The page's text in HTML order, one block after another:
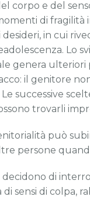
corpo e del
di fragilità
in cui
Lo
genera ulteriori
il genitore
successive
trovarli
può
persone
di
sensi di colpa,